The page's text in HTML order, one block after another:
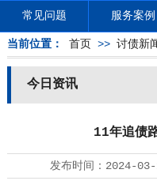
常见问题 服务案例
当前位置： 首页 >> 讨债新
今日资讯
11年追债
发布时间： 2024-